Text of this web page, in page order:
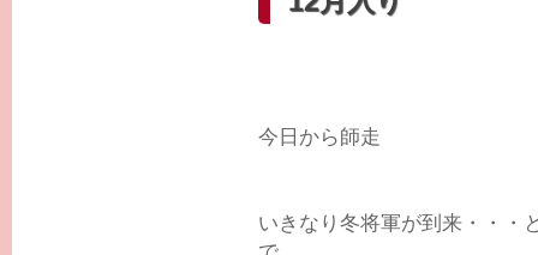
今日から師走
いきなり冬将軍が到来・・・